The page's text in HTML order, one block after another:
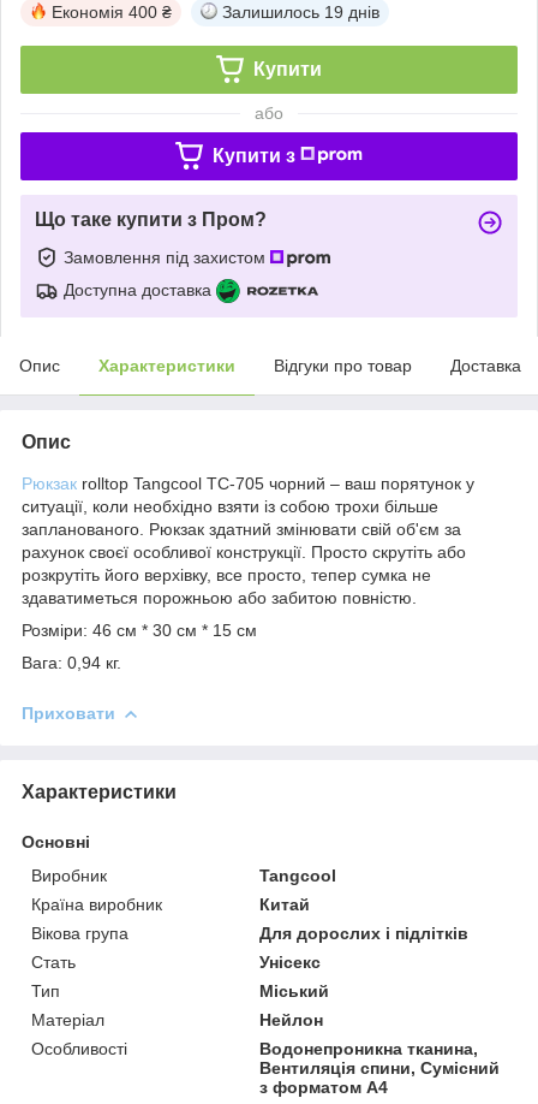
Економія 400 ₴ Залишилось 19 днів
Купити
або
Купити з
Що таке купити з Пром?
Замовлення під захистом
Доступна доставка
Опис Характеристики Відгуки про товар Доставка
Опис
Рюкзак rolltop Tangcool TC-705 чорний – ваш порятунок у
ситуації, коли необхідно взяти із собою трохи більше
запланованого. Рюкзак здатний змінювати свій об'єм за
рахунок своєї особливої конструкції. Просто скрутіть або
розкрутіть його верхівку, все просто, тепер сумка не
здаватиметься порожньою або забитою повністю.
Розміри: 46 см * 30 см * 15 см
Вага: 0,94 кг.
Приховати
Характеристики
Основні
Виробник
Tangcool
Країна виробник
Китай
Вікова група
Для дорослих і підлітків
Стать
Унісекс
Тип
Міський
Матеріал
Нейлон
Особливості
Водонепроникна тканина,
Вентиляція спини, Сумісний
з форматом А4